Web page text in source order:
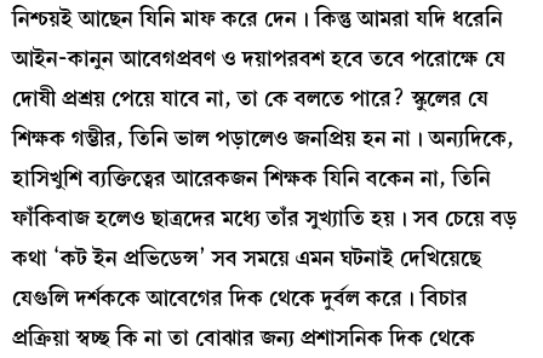
নিশ্চয়ই আছেন যিনি মাফ করে দেন। কিন্তু আমরা যদি ধরেনি
আইন-কানুন আবেগপ্রবণ ও দয়াপরবশ হবে তবে পরোক্ষে যে
দোষী প্রশ্রয় পেয়ে যাবে না, তা কে বলতে পারে? স্কুলের যে
শিক্ষক গম্ভীর, তিনি ভাল পড়ালেও জনপ্রিয় হন না। অন্যদিকে,
হাসিখুশি ব্যক্তিত্বের আরেকজন শিক্ষক যিনি বকেন না, তিনি
ফাঁকিবাজ হলেও ছাত্রদের মধ্যে তাঁর সুখ্যাতি হয়। সব চেয়ে বড়
কথা ‘কট ইন প্রভিডেন্স’ সব সময়ে এমন ঘটনাই দেখিয়েছে
যেগুলি দর্শককে আবেগের দিক থেকে দুর্বল করে। বিচার
প্রক্রিয়া স্বচ্ছ কি না তা বোঝার জন্য প্রশাসনিক দিক থেকে